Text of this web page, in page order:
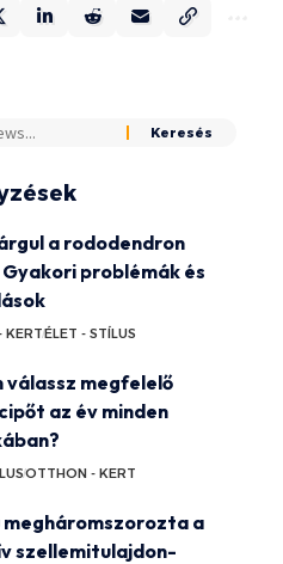
a rododendron
problémák és
KERTÉLET - STÍLUS
válassz megfelelő
az év minden
OTTHON - KERT
megháromszorozta a
szellemitulajdon-